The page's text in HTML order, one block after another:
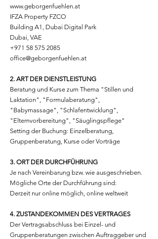
www.geborgenfuehlen.at
IFZA Property FZCO
Building A1, Dubai Digital Park
Dubai, VAE
+971 58 575 2085
office@geborgenfuehlen.at
2. ART DER DIENSTLEISTUNG
Beratung und Kurse zum Thema "Stillen und
Laktation", "Formulaberatung",
"Babymassage", "Schlafentwicklung",
"Elternvorbereitung", "Säuglingspflege"
Setting der Buchung: Einzelberatung,
Gruppenberatung, Kurse oder Vorträge
3. ORT DER DURCHFÜHRUNG
Je nach Vereinbarung bzw. wie ausgeschrieben.
Mögliche Orte der Durchführung sind:
Derzeit nur online möglich, online weltweit
4. ZUSTANDEKOMMEN DES VERTRAGES
Der Vertragsabschluss bei Einzel- und
Gruppenberatungen zwischen Auftraggeber und